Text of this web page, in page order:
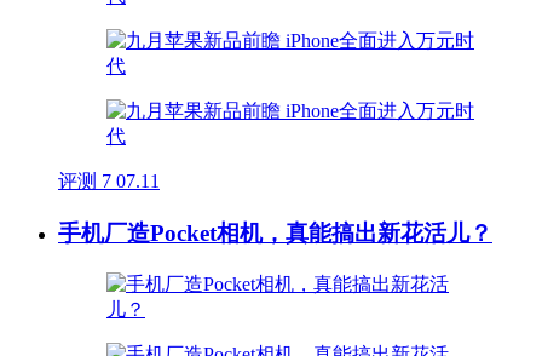
评测 7 07.11
手机厂造Pocket相机，真能搞出新花活儿？